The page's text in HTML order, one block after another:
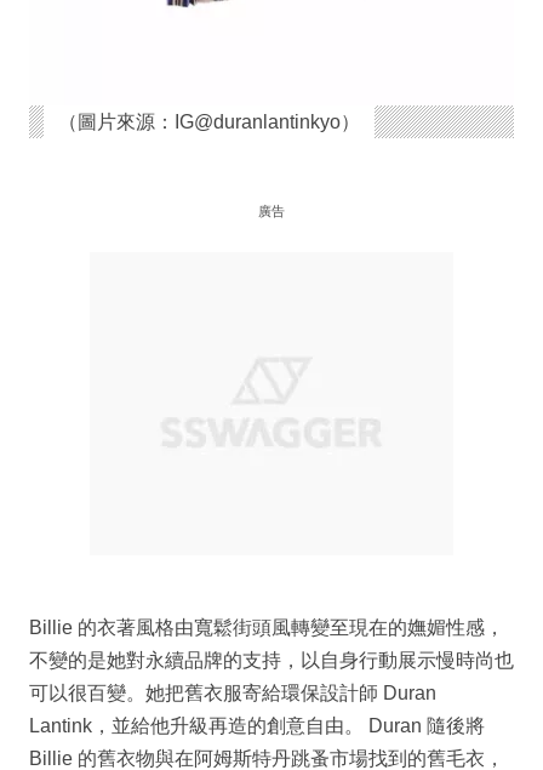
（圖片來源：IG@duranlantinkyo）
廣告
Billie 的衣著風格由寬鬆街頭風轉變至現在的嫵媚性感，
不變的是她對永續品牌的支持，以自身行動展示慢時尚也
可以很百變。她把舊衣服寄給環保設計師 Duran
Lantink，並給他升級再造的創意自由。 Duran 隨後將
Billie 的舊衣物與在阿姆斯特丹跳蚤市場找到的舊毛衣，